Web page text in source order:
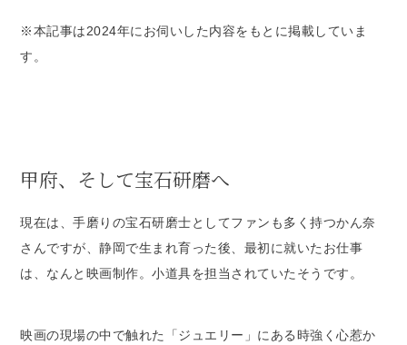
※本記事は2024年にお伺いした内容をもとに掲載していま
す。
甲府、そして宝石研磨へ
現在は、手磨りの宝石研磨士としてファンも多く持つかん奈
さんですが、静岡で生まれ育った後、最初に就いたお仕事
は、なんと映画制作。小道具を担当されていたそうです。
映画の現場の中で触れた「ジュエリー」にある時強く心惹か